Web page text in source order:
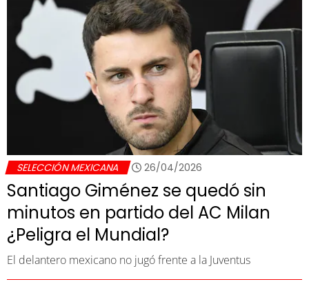
SELECCIÓN MEXICANA 26/04/2026
Santiago Giménez se quedó sin
minutos en partido del AC Milan
¿Peligra el Mundial?
El delantero mexicano no jugó frente a la Juventus